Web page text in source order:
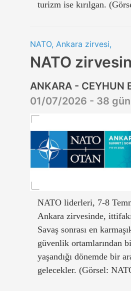
turizm ise kırılgan.
NATO, Ankara zirvesi,
NATO
ANKARA - CEYHUN
01/07/2026 - 38
NATO liderleri, 7-8
Ankara zirvesinde,
Savaş sonrası en
güvenlik ortamlarından
yaşandığı dönemde bir
gelecekler. (Görsel: